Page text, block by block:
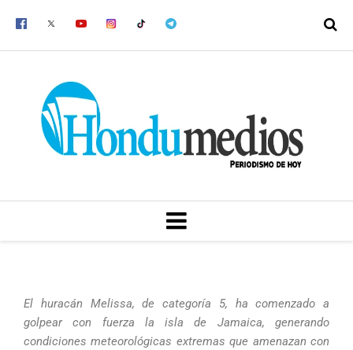
MENU
El huracán Melissa, de categoría 5, ha comenzado a
golpear con fuerza la isla de Jamaica, generando
condiciones meteorológicas extremas que amenazan con